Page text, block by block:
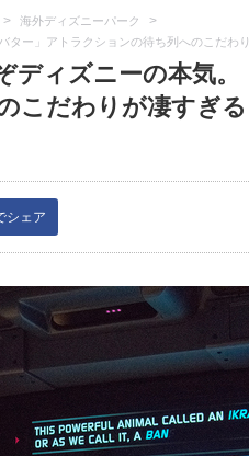
> 海外ディズニーパーク >
ター」アトラクションの待ち列へのこだわ
ディズニーの本気。
こだわりが凄すぎる!
シェア